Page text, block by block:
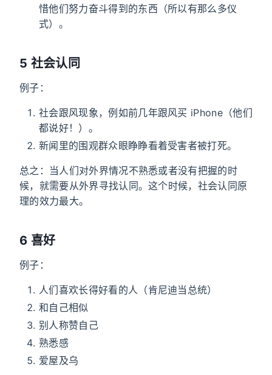
惜他们努力奋斗得到的东西（所以有那么多仪
式）。
5 社会认同
例子：
社会跟风现象，例如前几年跟风买 iPhone（他们
都说好！）。
新闻里的围观群众眼睁睁看着受害者被打死。
总之：当人们对外界情况不熟悉或者没有把握的时
候，就需要从外界寻找认同。这个时候，社会认同原
理的效力最大。
6 喜好
例子：
人们喜欢长得好看的人（肯尼迪当总统）
和自己相似
别人称赞自己
熟悉感
爱屋及乌